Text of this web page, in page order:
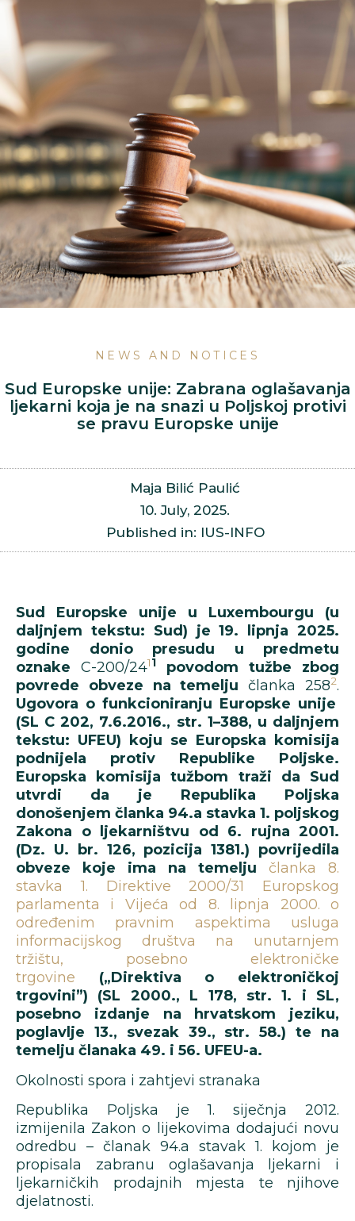
NEWS AND NOTICES
Sud Europske unije: Zabrana oglašavanja
ljekarni koja je na snazi u Poljskoj protivi
se pravu Europske unije
Maja Bilić Paulić
10. July, 2025.
Published in: IUS-INFO
Sud Europske unije u Luxembourgu (u
daljnjem tekstu: Sud) je 19. lipnja 2025.
godine donio presudu u predmetu
oznake C-200/2411
povodom tužbe zbog
povrede obveze na temeljučlanka 2582.
Ugovora o funkcioniranju Europske unije
(SL C 202, 7.6.2016., str. 1–388, u daljnjem
tekstu: UFEU) koju se Europska komisija
podnijela protiv Republike Poljske.
Europska komisija tužbom traži da Sud
utvrdi da je Republika Poljska
donošenjem članka 94.a stavka 1. poljskog
Zakona o ljekarništvu od 6. rujna 2001.
(Dz. U. br. 126, pozicija 1381.) povrijedila
obveze koje ima na temelju članka 8.
stavka 1. Direktive 2000/31 Europskog
parlamenta i Vijeća od 8. lipnja 2000. o
određenim pravnim aspektima usluga
informacijskog društva na unutarnjem
tržištu, posebno elektroničke
trgovine („Direktiva o elektroničkoj
trgovini”) (SL 2000., L 178, str. 1. i SL,
posebno izdanje na hrvatskom jeziku,
poglavlje 13., svezak 39., str. 58.) te na
temelju članaka 49. i 56. UFEU-a.
Okolnosti spora i zahtjevi stranaka
Republika Poljska je 1. siječnja 2012.
izmijenila Zakon o lijekovima dodajući novu
odredbu – članak 94.a stavak 1. kojom je
propisala zabranu oglašavanja ljekarni i
ljekarničkih prodajnih mjesta te njihove
djelatnosti.